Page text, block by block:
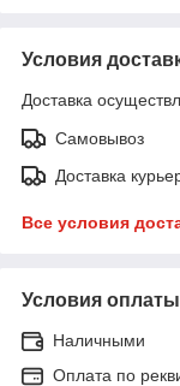
Условия
Доставка
Самовывоз
Доставка
Все условия
Условия оплаты
Наличными
Оплата по